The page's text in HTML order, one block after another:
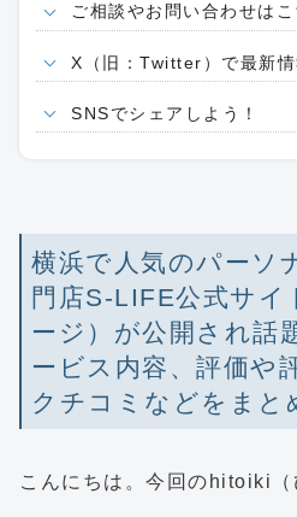
ご相談やお問い合わせはこ
X（旧：Twitter）で最新情
SNSでシェアしよう！
横浜で人気のパーソ
門店S-LIFE公式サイ
ージ）が公開され話
ービス内容、評価や
クチコミなどをまと
こんにちは。今回のhitoiki（